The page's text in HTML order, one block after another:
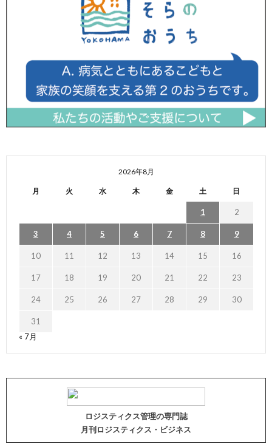
2026年8月
月 火 水 木 金 土 日
1 2
3 4 5 6 7 8 9
10 11 12 13 14 15 16
17 18 19 20 21 22 23
24 25 26 27 28 29 30
31
« 7月
ロジスティクス管理の専門誌
月刊ロジスティクス・ビジネス